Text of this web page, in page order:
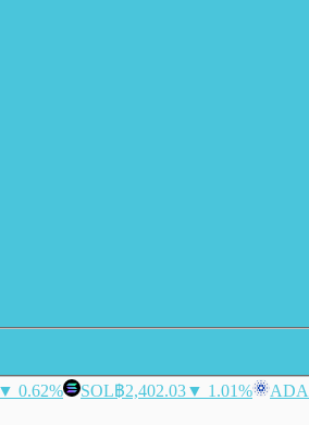
▼ 0.62% SOL฿2,402.03▼ 1.01% ADA